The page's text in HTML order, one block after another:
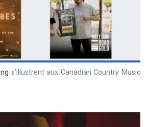
s’illustrent aux Canadian Country Music